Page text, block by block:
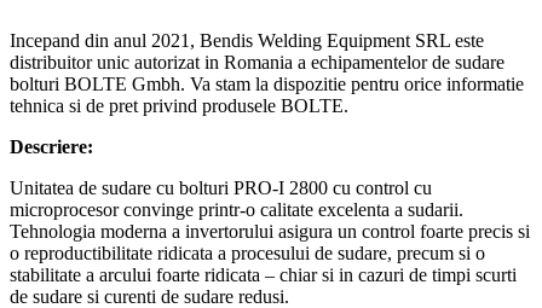
Incepand din anul 2021, Bendis Welding Equipment SRL este
distribuitor unic autorizat in Romania a echipamentelor de sudare
bolturi BOLTE Gmbh. Va stam la dispozitie pentru orice informatie
tehnica si de pret privind produsele BOLTE.
Descriere:
Unitatea de sudare cu bolturi PRO-I 2800 cu control cu
microprocesor convinge printr-o calitate excelenta a sudarii.
Tehnologia moderna a invertorului asigura un control foarte precis si
o reproductibilitate ridicata a procesului de sudare, precum si o
stabilitate a arcului foarte ridicata – chiar si in cazuri de timpi scurti
de sudare si curenti de sudare redusi.